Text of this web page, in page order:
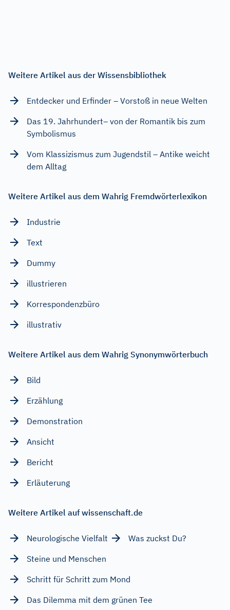
Weitere Artikel aus der Wissensbibliothek
Entdecker und Erfinder – Vorstoß in neue Welten
Das 19. Jahrhundert– von der Romantik bis zum
Symbolismus
Vom Klassizismus zum Jugendstil – Antike weicht
dem Alltag
Weitere Artikel aus dem Wahrig Fremdwörterlexikon
Industrie
Text
Dummy
illustrieren
Korrespondenzbüro
illustrativ
Weitere Artikel aus dem Wahrig Synonymwörterbuch
Bild
Erzählung
Demonstration
Ansicht
Bericht
Erläuterung
Weitere Artikel auf wissenschaft.de
Neurologische Vielfalt
Was zuckst Du?
Steine und Menschen
Schritt für Schritt zum Mond
Das Dilemma mit dem grünen Tee